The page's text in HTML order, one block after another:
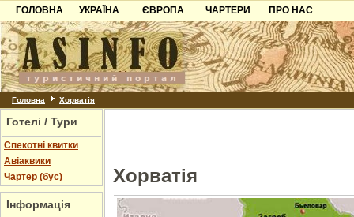
ГОЛОВНА
УКРАЇНА
Карпати
Азов
Причорноморря
Шацьк
ЄВРОПА
Чорногорія
Хорватія
Болгарія
ЧАРТЕРИ
ПРО НАС
Контакти
Партнерам
Додати готель
Головна Хорватія
Готелі / Тури
Спекотні квитки
Авіаквики
Чартер (бус)
Інформація
Хорватія